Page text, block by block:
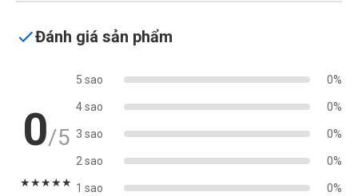
Đánh giá sản phẩm
0/5
★★★★★
5 sao 0%
4 sao 0%
3 sao 0%
2 sao 0%
1 sao 0%